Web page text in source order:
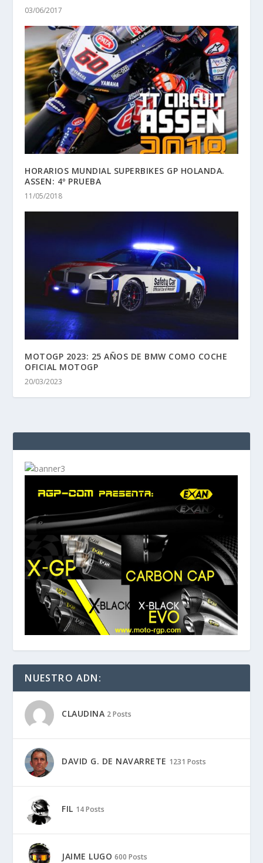
03/06/2017
HORARIOS MUNDIAL SUPERBIKES GP HOLANDA.
ASSEN: 4º PRUEBA
11/05/2018
MOTOGP 2023: 25 AÑOS DE BMW COMO COCHE
OFICIAL MOTOGP
20/03/2023
NUESTRO ADN:
CLAUDINA 2 Posts
DAVID G. DE NAVARRETE 1231 Posts
FIL 14 Posts
JAIME LUGO 600 Posts